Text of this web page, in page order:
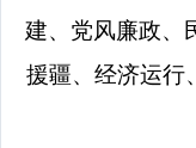
建、党风廉政、
援疆、经济运行